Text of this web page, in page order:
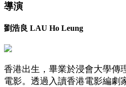
導演
劉浩良 LAU Ho Leung
香港出生，畢業於浸會大學傳
電影。透過入讀香港電影編劇